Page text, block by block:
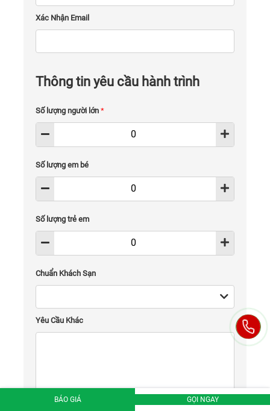
Xác Nhận Email
Thông tin yêu cầu hành trình
Số lượng người lớn *
Số lượng em bé
Số lượng trẻ em
Chuẩn Khách Sạn
Yêu Cầu Khác
BÁO GIÁ GỌI NGAY